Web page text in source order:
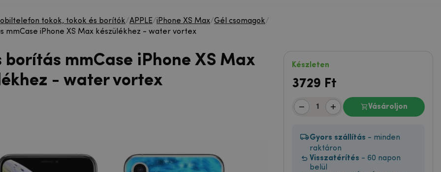
tokok, tokok és borítók/APPLE/iPhone XS Max/Gél csomagok/
mmCase iPhone XS Max készülékhez - water vortex
borítás mmCase iPhone XS Max
- water vortex
Készleten
3729 Ft
Vásároljon
Gyors szállítás - minden
raktáron
Visszatérítés - 60 napon
belül